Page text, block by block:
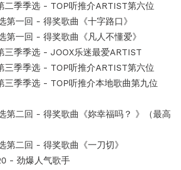
二季季选 - TOP听推介ARTIST第六位
第一回 - 得奖歌曲《十字路口》
第一回 - 得奖歌曲《凡人不懂爱》
三季季选 - JOOX乐迷最爱ARTIST
三季季选 - TOP听推介ARTIST第六位
三季季选 - TOP听推介本地歌曲第九位
第二回 - 得奖歌曲《妳幸福吗？ 》（最高
第二回 - 得奖歌曲《一刀切》
- 劲爆人气歌手